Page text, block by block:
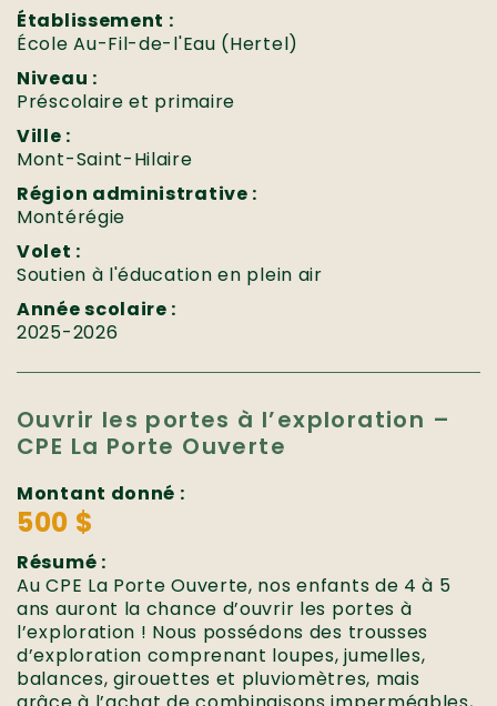
Établissement :
École Au-Fil-de-l'Eau (Hertel)
Niveau :
Préscolaire et primaire
Ville :
Mont-Saint-Hilaire
Région administrative :
Montérégie
Volet :
Soutien à l'éducation en plein air
Année scolaire :
2025-2026
Ouvrir les portes à l’exploration –
CPE La Porte Ouverte
Montant donné :
500 $
Résumé :
Au CPE La Porte Ouverte, nos enfants de 4 à 5
ans auront la chance d’ouvrir les portes à
l’exploration ! Nous possédons des trousses
d’exploration comprenant loupes, jumelles,
balances, girouettes et pluviomètres, mais